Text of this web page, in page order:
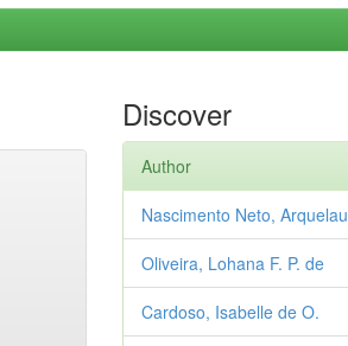
Discover
Author
Nascimento Neto, Arquelau
Oliveira, Lohana F. P. de
Cardoso, Isabelle de O.